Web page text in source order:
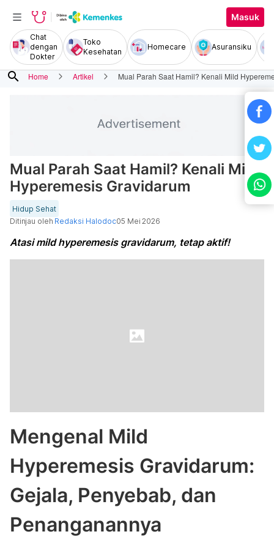
Masuk
Chat
dengan
Dokter
Toko
Kesehatan
Homecare Asuransiku
search Home Artikel Mual Parah Saat Hamil? Kenali Mild
Mual Parah Saat Hamil? Kenali Mild
Hyperemesis Gravidarum
Hidup Sehat
Ditinjau oleh Redaksi Halodoc05 Mei 2026
Atasi mild hyperemesis gravidarum, tetap aktif!
Mengenal Mild
Hyperemesis Gravidarum:
Gejala, Penyebab, dan
Penanganannya